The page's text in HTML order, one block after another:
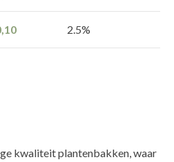
2.5%
kwaliteit plantenbakken, waar